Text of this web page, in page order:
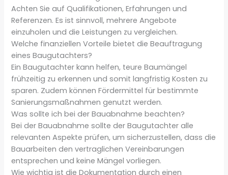
Achten Sie auf Qualifikationen, Erfahrungen und
Referenzen. Es ist sinnvoll, mehrere Angebote
einzuholen und die Leistungen zu vergleichen.
Welche finanziellen Vorteile bietet die Beauftragung
eines Baugutachters?
Ein Baugutachter kann helfen, teure Baumängel
frühzeitig zu erkennen und somit langfristig Kosten zu
sparen. Zudem können Fördermittel für bestimmte
Sanierungsmaßnahmen genutzt werden.
Was sollte ich bei der Bauabnahme beachten?
Bei der Bauabnahme sollte der Baugutachter alle
relevanten Aspekte prüfen, um sicherzustellen, dass die
Bauarbeiten den vertraglichen Vereinbarungen
entsprechen und keine Mängel vorliegen.
Wie wichtig ist die Dokumentation durch einen